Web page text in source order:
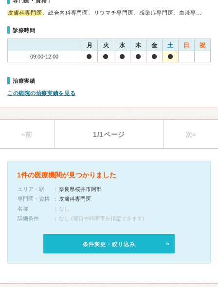
皮膚科専門医 、総合内科専門医、リウマチ専門医、感染症専門医、血液専…
診療時間
月 火 水 木 金 土 日 祝
09:00-12:00
治療実績
この病院の治療実績を見る
«前 1/1ページ 次»
1件の医療機関が見つかりました
エリア・駅
奈良県桜井市阿部
専門医・資格
皮膚科専門医
名称
なし
詳細条件
なし (曜日や時間帯を指定できます)
条件変更・絞り込み